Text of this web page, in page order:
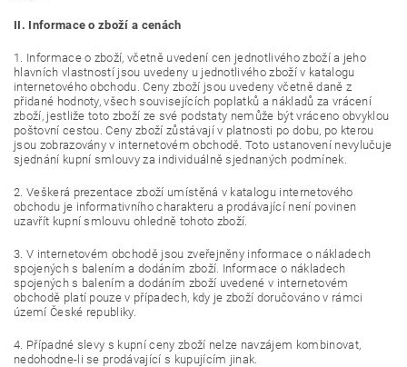
II. Informace o zboží a cenách
1. Informace o zboží, včetně uvedení cen jednotlivého zboží a jeho
hlavních vlastností jsou uvedeny u jednotlivého zboží v katalogu
internetového obchodu. Ceny zboží jsou uvedeny včetně daně z
přidané hodnoty, všech souvisejících poplatků a nákladů za vrácení
zboží, jestliže toto zboží ze své podstaty nemůže být vráceno obvyklou
poštovní cestou. Ceny zboží zůstávají v platnosti po dobu, po kterou
jsou zobrazovány v internetovém obchodě. Toto ustanovení nevylučuje
sjednání kupní smlouvy za individuálně sjednaných podmínek.
2. Veškerá prezentace zboží umístěná v katalogu internetového
obchodu je informativního charakteru a prodávající není povinen
uzavřít kupní smlouvu ohledně tohoto zboží.
3. V internetovém obchodě jsou zveřejněny informace o nákladech
spojených s balením a dodáním zboží. Informace o nákladech
spojených s balením a dodáním zboží uvedené v internetovém
obchodě platí pouze v případech, kdy je zboží doručováno v rámci
území České republiky.
4. Případné slevy s kupní ceny zboží nelze navzájem kombinovat,
nedohodne-li se prodávající s kupujícím jinak.